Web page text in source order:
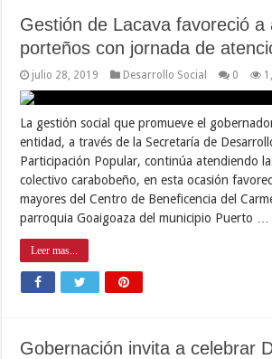
Gestión de Lacava favoreció a
porteños con jornada de
julio 28, 2019 Desarrollo Social 0
La gestión social que promueve el
entidad, a través de la Secretaría de
Participación Popular, continúa atendiendo
colectivo carabobeño, en esta ocasión
mayores del Centro de Beneficencia del
parroquia Goaigoaza del municipio Puerto …
Leer mas...
Gobernación invita a celebrar